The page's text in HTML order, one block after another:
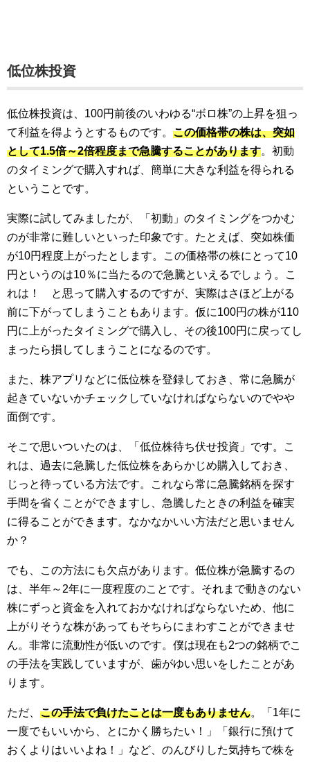
低位株投資
低位株投資は、100円前後のいわゆる“ボロ株”の上昇を狙っ
て利益を得ようとするものです。 この価格帯の株は、突如
として1.5倍～2倍程度まで急騰することがあります。初動
のタイミングで購入すれば、簡単に大きな利益を得られる
ということです。
実際に試してみましたが、「初動」のタイミングをつかむ
のが非常に難しいといった印象です。たとえば、突如株価
が10円程度上がったとします。この価格帯の株にとって10
円というのは10％に当たるので急騰といえるでしょう。こ
れは！ と思って購入するのですが、実際はさほど上がる
前に下がってしまうこともあります。仮に100円の株が110
円に上がったタイミングで購入し、その後100円に戻ってし
まったら損してしまうことになるのです。
また、株アプリなどに低位株を登録しておき、常に急騰が
起きていないかチェックしていなければならないのでやや
面倒です。
そこで思いついたのは、「低位株待ち伏せ投資」です。こ
れは、過去に急騰した低位株をあらかじめ購入しておき、
じっと待っている方法です。これなら常に急騰銘柄を探す
手間を省くことができますし、急騰したときの利益を確実
に得ることができます。なかなかいい方法だと思いません
か？
でも、この方法にも欠点があります。低位株が急騰するの
は、半年～2年に一度程度のことです。それまで動きのない
株にずっと資金を入れておかなければならないため、他に
上がりそうな株があってもそちらにまわすことができませ
ん。非常に流動性が低いのです。僕は現在も2つの銘柄でこ
の手法を実践していますが、歯がゆい思いをしたことがあ
ります。
ただ、 この手法で負けたことは一度もありません。「1年に
一度でもいいから、とにかく勝ちたい！」「銀行に預けて
おくよりはいいよね！」など、のんびりした気持ちで株を